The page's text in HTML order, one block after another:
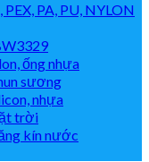
PA, PU, NYLON
ống nhựa
sương
nhựa
trời
kín nước